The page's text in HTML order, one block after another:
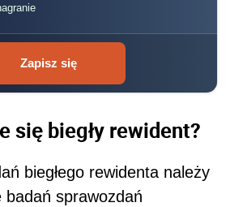
Zapisz się
się biegły rewident?
biegłego rewidenta należy
badań sprawozdań